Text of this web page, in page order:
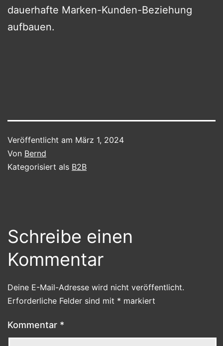
dauerhafte Marken-Kunden-Beziehung
aufbauen.
Veröffentlicht am März 1, 2024
Von Bernd
Kategorisiert als B2B
Schreibe einen
Kommentar
Deine E-Mail-Adresse wird nicht veröffentlicht.
Erforderliche Felder sind mit * markiert
Kommentar *